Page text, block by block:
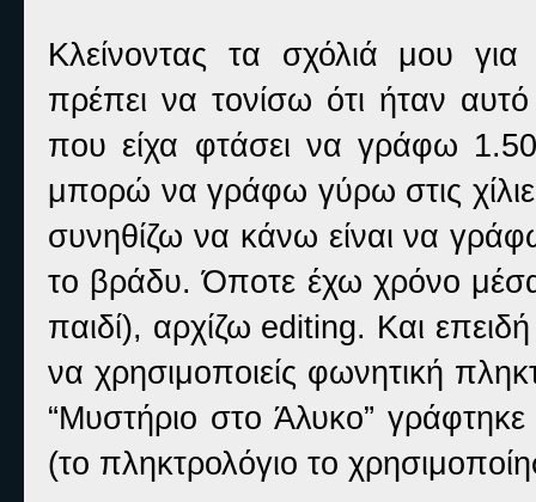
Κλείνοντας τα σχόλιά μου
πρέπει να τονίσω ότι ήταν
που είχα φτάσει να γράφω
μπορώ να γράφω γύρω στις
συνηθίζω να κάνω είναι να
το βράδυ. Όποτε έχω χρόνο
παιδί), αρχίζω editing. Και
να χρησιμοποιείς φωνητική
“Μυστήριο στο Άλυκο”
(το πληκτρολόγιο το